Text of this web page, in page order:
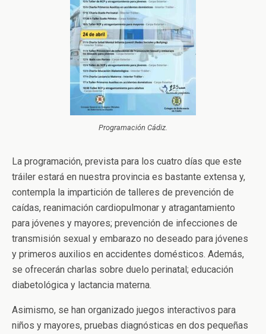
Programación Cádiz.
La programación, prevista para los cuatro días que este
tráiler estará en nuestra provincia es bastante extensa y,
contempla la impartición de talleres de prevención de
caídas, reanimación cardiopulmonar y atragantamiento
para jóvenes y mayores; prevención de infecciones de
transmisión sexual y embarazo no deseado para jóvenes
y primeros auxilios en accidentes domésticos. Además,
se ofrecerán charlas sobre duelo perinatal; educación
diabetológica y lactancia materna.
Asimismo, se han organizado juegos interactivos para
niños y mayores, pruebas diagnósticas en dos pequeñas